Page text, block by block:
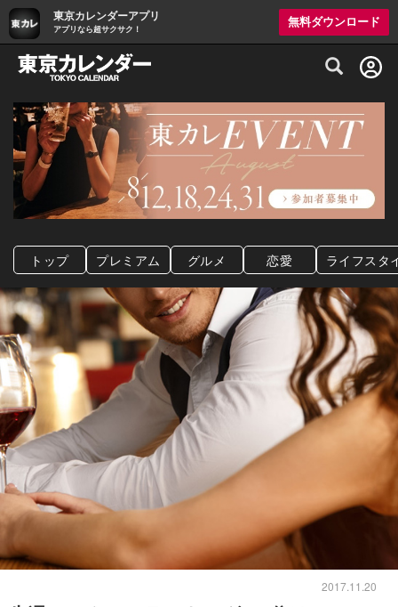
東京カレンダーアプリ
アプリなら超サクサク！
無料ダウンロード
グルメ情報・プレミアムレストラン予約
トップ プレミアム グルメ 恋愛 ライフスタ
2017.11.20